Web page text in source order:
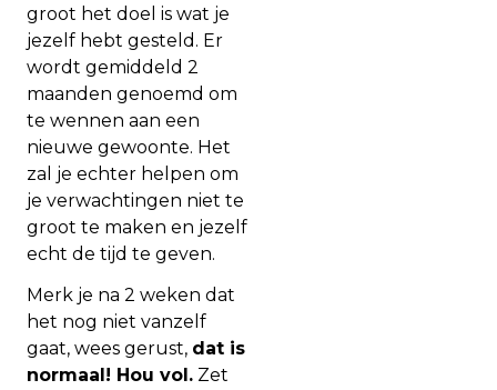
groot het doel is wat je
jezelf hebt gesteld. Er
wordt gemiddeld 2
maanden genoemd om
te wennen aan een
nieuwe gewoonte. Het
zal je echter helpen om
je verwachtingen niet te
groot te maken en jezelf
echt de tijd te geven.
Merk je na 2 weken dat
het nog niet vanzelf
gaat, wees gerust, dat is
normaal! Hou vol. Zet